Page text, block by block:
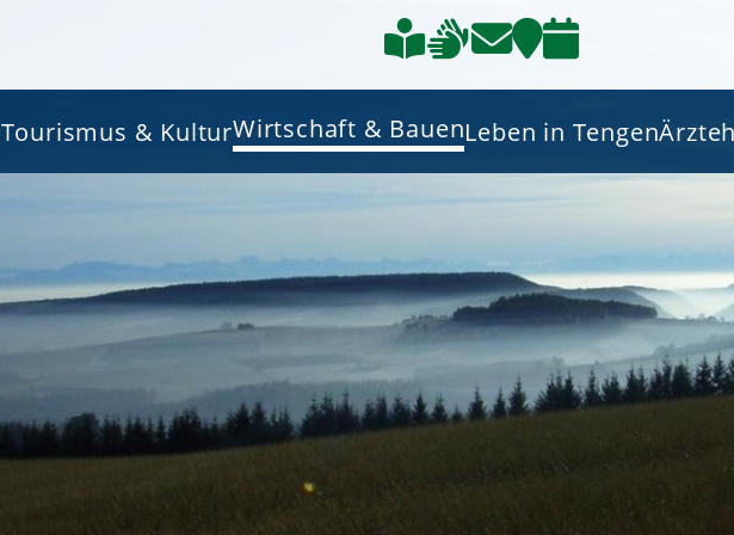
Tourismus & KulturWirtschaft & BauenLeben in Tengen